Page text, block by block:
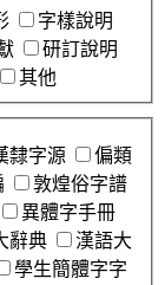
字樣說明
研訂說明
其他
隸字源
偏類
敦煌俗字譜
異體字手冊
辭典
漢語大
學生簡體字字